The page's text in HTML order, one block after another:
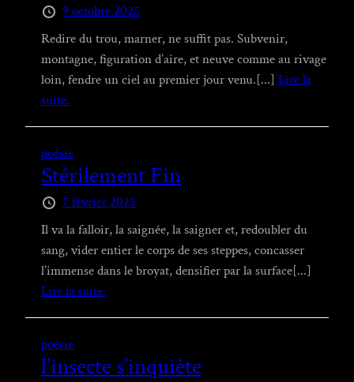
9 octobre 2025
Redire du trou, marner, ne suffit pas. Subvenir,
montagne, figuration d’aire, et neuve comme au rivage
loin, fendre un ciel au premier jour venu.[...] Lire la
suite.
poésie
Stérilement Fin
7 février 2025
Il va la falloir, la saignée, la saigner et, redoubler du
sang, vider entier le corps de ses steppes, concasser
l’immense dans le broyat, densifier par la surface[...]
Lire la suite.
poésie
l’insecte s’inquiète